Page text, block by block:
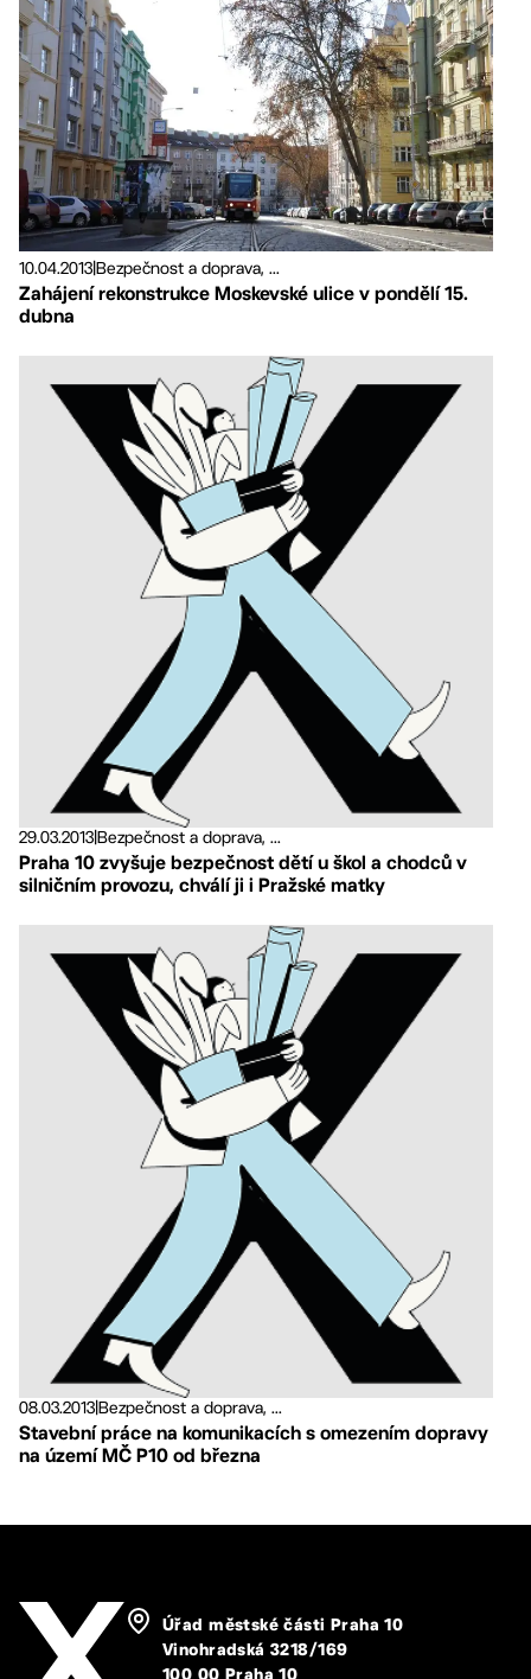
10.04.2013Bezpečnost a doprava, ...
Zahájení rekonstrukce Moskevské ulice v pondělí 15.
dubna
29.03.2013Bezpečnost a doprava, ...
Praha 10 zvyšuje bezpečnost dětí u škol a chodců v
silničním provozu, chválí ji i Pražské matky
08.03.2013Bezpečnost a doprava, ...
Stavební práce na komunikacích s omezením dopravy
na území MČ P10 od března
Úřad městské části Praha 10
Vinohradská 3218/169
100 00 Praha 10